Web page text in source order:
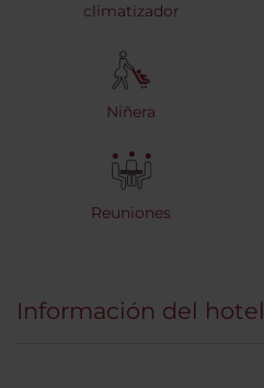
climatizador
Niñera
Reuniones
Información del hotel